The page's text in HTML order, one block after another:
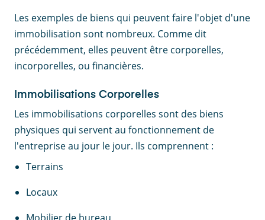
Les exemples de biens qui peuvent faire l'objet d'une
immobilisation sont nombreux. Comme dit
précédemment, elles peuvent être corporelles,
incorporelles, ou financières.
Immobilisations Corporelles
Les immobilisations corporelles sont des biens
physiques qui servent au fonctionnement de
l'entreprise au jour le jour. Ils comprennent :
Terrains
Locaux